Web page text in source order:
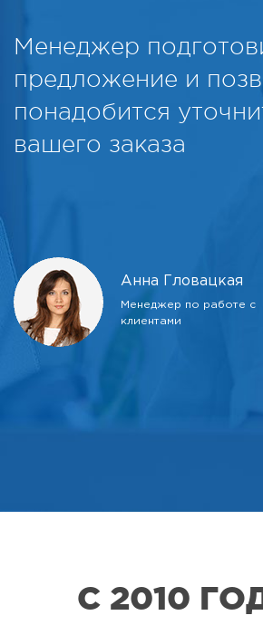
Менеджер
предложение и
понадобится
вашего заказа
Анна Гловацкая
Менеджер по работе с
клиентами
С 2010